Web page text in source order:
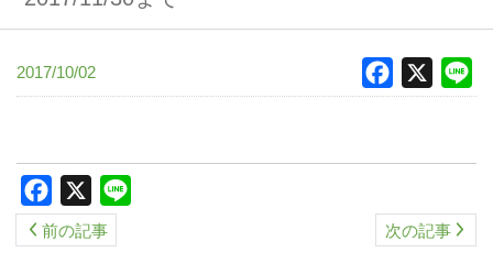
テ
2017/10/02 Facebook
Facebook
前の記事 次の記事